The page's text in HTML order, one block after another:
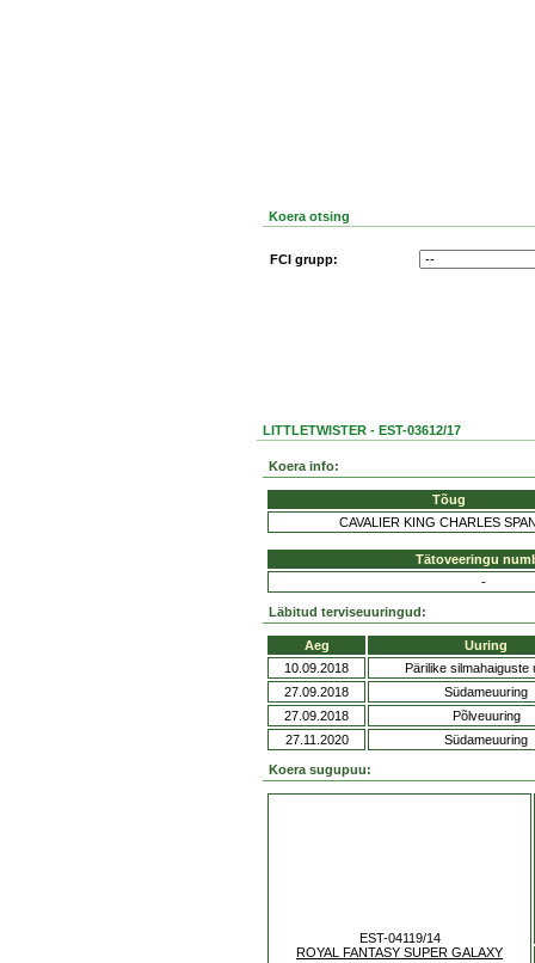
Koera otsing
FCI grupp:
LITTLETWISTER - EST-03612/17
Koera info:
Tõug
CAVALIER KING CHARLES
Tätoveeringu
-
Läbitud terviseuuringud:
Aeg
Uuring
10.09.2018
Pärilike silmahaiguste
27.09.2018
Südameuuring
27.09.2018
Põlveuuring
27.11.2020
Südameuuring
Koera sugupuu:
EST-04119/14
ROYAL FANTASY SUPER GALAXY